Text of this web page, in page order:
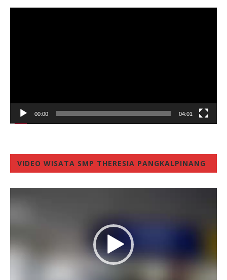
00:00 04:01
VIDEO WISATA SMP THERESIA PANGKALPINANG